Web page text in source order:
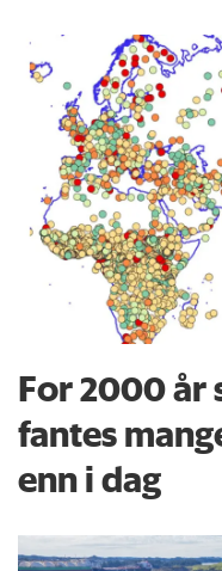
For 2000 år
fantes
enn i dag